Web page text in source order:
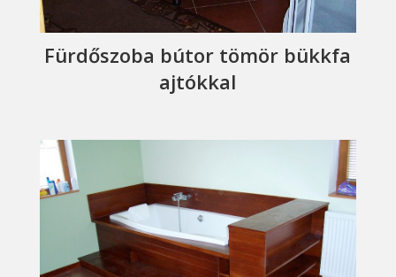
Fürdőszoba bútor tömör bükkfa
ajtókkal